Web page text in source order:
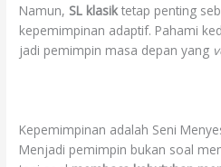
Namun, SL klasiktetap penting
kepemimpinan adaptif. Pahami
jadi pemimpin masa depan yang
Kepemimpinan adalah Seni
Menjadi pemimpin bukan soal